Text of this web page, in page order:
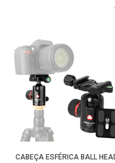
HD. O popular Controle
gravações de fotografia
CABEÇA ESFÉRICA BALL